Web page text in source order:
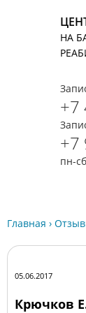
НА
+7
+7
пн-
Главная ›
05.06.2017
Крючков